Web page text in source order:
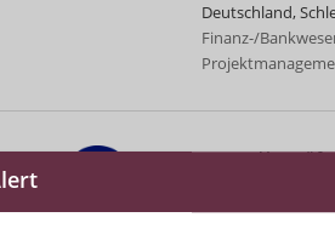
Deutschland,
Finanz-/
Expert*in
Deutschland,